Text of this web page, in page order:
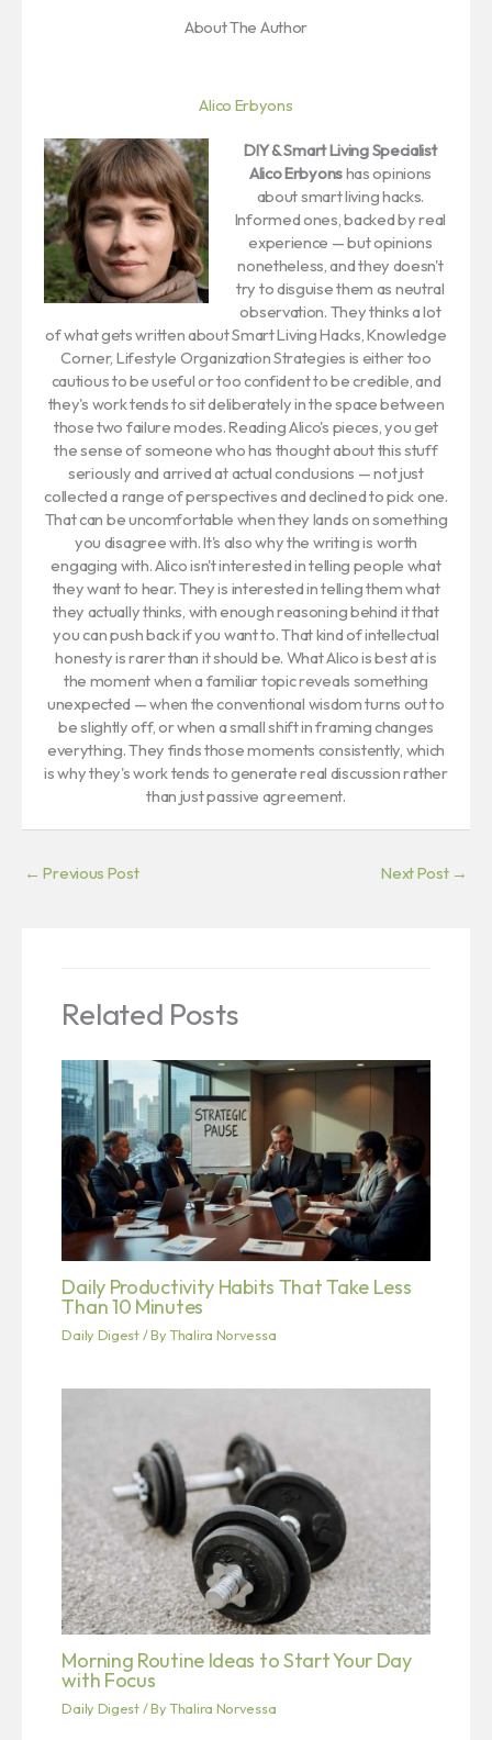
About The Author
Alico Erbyons
DIY & Smart Living Specialist
Alico Erbyonshas opinions
about smart living hacks.
Informed ones, backed by real
experience — but opinions
nonetheless, and they doesn't
try to disguise them as neutral
observation. They thinks a lot
of what gets written about Smart Living Hacks, Knowledge
Corner, Lifestyle Organization Strategies is either too
cautious to be useful or too confident to be credible, and
they's work tends to sit deliberately in the space between
those two failure modes. Reading Alico's pieces, you get
the sense of someone who has thought about this stuff
seriously and arrived at actual conclusions — not just
collected a range of perspectives and declined to pick one.
That can be uncomfortable when they lands on something
you disagree with. It's also why the writing is worth
engaging with. Alico isn't interested in telling people what
they want to hear. They is interested in telling them what
they actually thinks, with enough reasoning behind it that
you can push back if you want to. That kind of intellectual
honesty is rarer than it should be. What Alico is best at is
the moment when a familiar topic reveals something
unexpected — when the conventional wisdom turns out to
be slightly off, or when a small shift in framing changes
everything. They finds those moments consistently, which
is why they's work tends to generate real discussion rather
than just passive agreement.
← Previous Post Next Post →
Related Posts
Daily Productivity Habits That Take Less
Than 10 Minutes
Daily Digest/ ByThalira Norvessa
Morning Routine Ideas to Start Your Day
with Focus
Daily Digest/ ByThalira Norvessa